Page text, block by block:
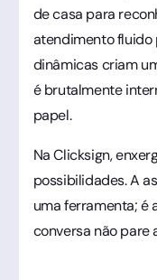
de casa para
atendimento fluido
dinâmicas criam
é brutalmente
papel.
Na Clicksign,
possibilidades. A
uma ferramenta; é
conversa não pare